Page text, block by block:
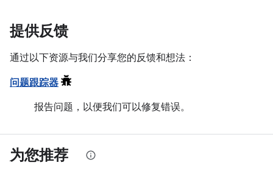
提供反馈
通过以下资源与我们分享您的反馈和想法：
问题跟踪器
报告问题，以便我们可以修复错误。
为您推荐